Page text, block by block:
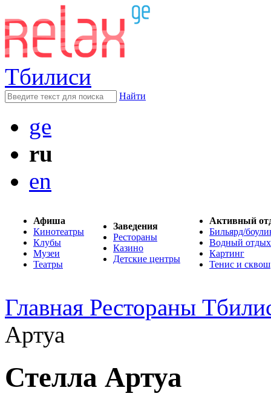
Тбилиси
Найти
ge
ru
en
Афиша
Кинотеатры
Клубы
Музеи
Театры
Заведения
Рестораны
Казино
Детские центры
Активный
Бильярд/
Водный отдых
Картинг
Тенис и сквош
Главная Рестораны
Артуа
Стелла Артуа